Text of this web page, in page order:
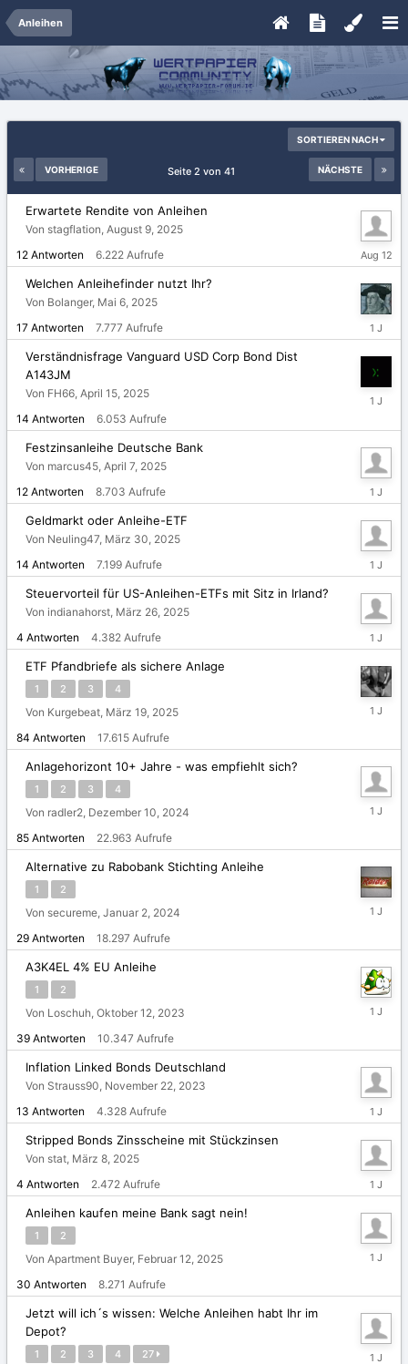
Anleihen
SORTIEREN NACH
VORHERIGE NÄCHSTE
Seite 2 von 41
Erwartete Rendite von Anleihen
Von stagflation, August 9, 2025
12 Antworten 6.222 Aufrufe
August
12,
2025
Welchen Anleihefinder nutzt Ihr?
Von Bolanger, Mai 6, 2025
17 Antworten 7.777 Aufrufe
Mai
8,
2025
Verständnisfrage Vanguard USD Corp Bond Dist
A143JM
Von FH66, April 15, 2025
14 Antworten 6.053 Aufrufe
April
2025
Festzinsanleihe Deutsche Bank
Von marcus45, April 7, 2025
12 Antworten 8.703 Aufrufe
April
8,
2025
Geldmarkt oder Anleihe-ETF
Von Neuling47, März 30, 2025
14 Antworten 7.199 Aufrufe
März
31,
2025
Steuervorteil für US-Anleihen-ETFs mit Sitz in Irland?
Von indianahorst, März 26, 2025
4 Antworten 4.382 Aufrufe
März
26,
2025
ETF Pfandbriefe als sichere Anlage
1 2 3 4
Von Kurgebeat, März 19, 2025
84 Antworten 17.615 Aufrufe
März
Anlagehorizont 10+ Jahre - was empfiehlt sich?
1 2 3 4
Von radler2, Dezember 10, 2024
85 Antworten 22.963 Aufrufe
März
Alternative zu Rabobank Stichting Anleihe
1 2
Von secureme, Januar 2, 2024
29 Antworten 18.297 Aufrufe
März
A3K4EL 4% EU Anleihe
1 2
Von Loschuh, Oktober 12, 2023
39 Antworten 10.347 Aufrufe
März
Inflation Linked Bonds Deutschland
Von Strauss90, November 22, 2023
13 Antworten 4.328 Aufrufe
März
17,
2025
Stripped Bonds Zinsscheine mit Stückzinsen
Von stat, März 8, 2025
4 Antworten 2.472 Aufrufe
März
9,
2025
Anleihen kaufen meine Bank sagt nein!
1 2
Von Apartment Buyer, Februar 12, 2025
30 Antworten 8.271 Aufrufe
Februar
Jetzt will ich´s wissen: Welche Anleihen habt Ihr im
Depot?
1 2 3 4 27
Februar